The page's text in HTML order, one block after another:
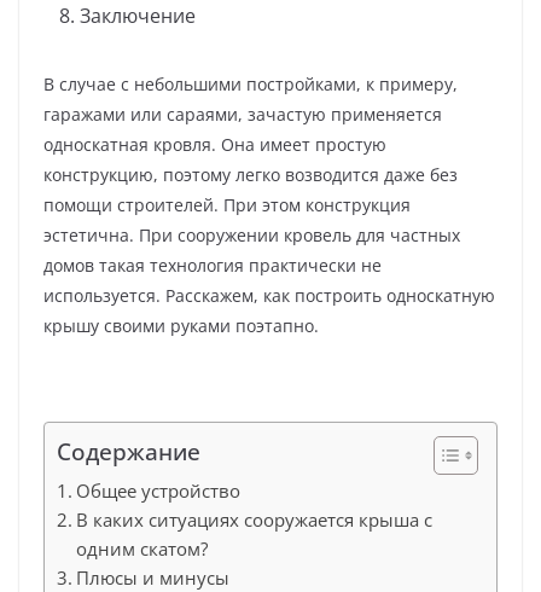
Заключение
В случае с небольшими постройками, к примеру,
гаражами или сараями, зачастую применяется
односкатная кровля. Она имеет простую
конструкцию, поэтому легко возводится даже без
помощи строителей. При этом конструкция
эстетична. При сооружении кровель для частных
домов такая технология практически не
используется. Расскажем, как построить односкатную
крышу своими руками поэтапно.
Содержание
Общее устройство
В каких ситуациях сооружается крыша с
одним скатом?
Плюсы и минусы